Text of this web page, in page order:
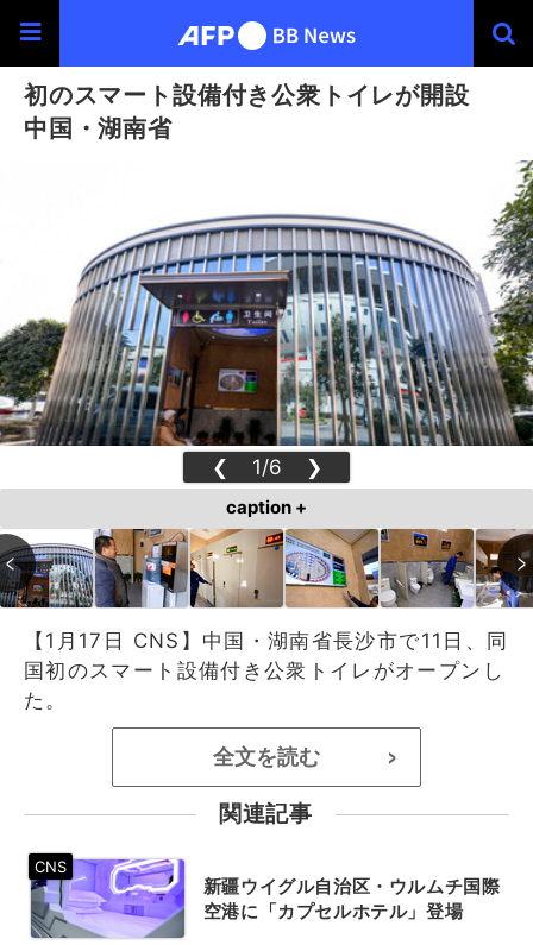
初のスマート設備付き公衆トイレが開設
中国・湖南省
❮ 1/6 ❯
caption +
【1月17日 CNS】中国・湖南省長沙市で11日、同
国初のスマート設備付き公衆トイレがオープンし
た。
全文を読む >
関連記事
新疆ウイグル自治区・ウルムチ国際
空港に「カプセルホテル」登場